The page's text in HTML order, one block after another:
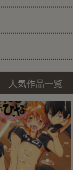
人気作品一覧